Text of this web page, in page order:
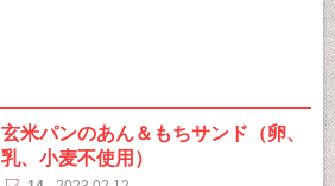
玄米パンのあん＆もちサンド（卵、
乳、小麦不使用）